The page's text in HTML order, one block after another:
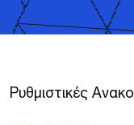
Ρυθμιστικές Ανακο